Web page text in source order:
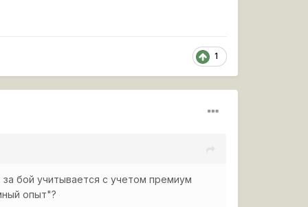
1
бой учитывается с учетом премиум
опыт"?